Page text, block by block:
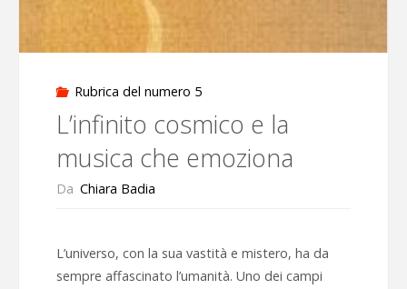
Rubrica del numero 5
L’infinito cosmico e la
musica che emoziona
Da Chiara Badia
L’universo, con la sua vastità e mistero, ha da
sempre affascinato l’umanità. Uno dei campi